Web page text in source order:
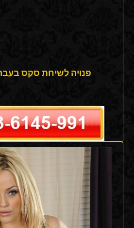
פנויה לשיחת סקס